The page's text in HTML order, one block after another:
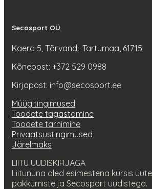
Secosport OÜ
Kaera 5, Tõrvandi, Tartumaa, 61715
Kõnepost: +372 529 0988
Kirjapost: info@secosport.ee
Müügitingimused
Toodete tagastamine
Toodete tarnimine
Privaatsustingimused
Järelmaks
LIITU UUDISKIRJAGA
Liitununa oled esimestena kursis
pakkumiste ja Secosport uudistega.